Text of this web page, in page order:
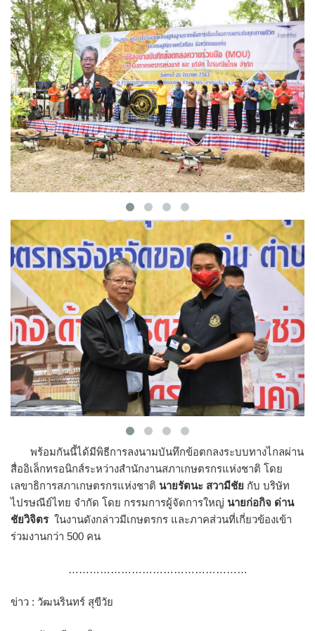
พร้อมกันนี้ได้มีพิธีการลงนามบันทึกข้อตกลงระบบทางไกลผ่าน
สื่ออิเล็กทรอนิกส์​ระหว่างสำนักงานสภาเกษตรกรแห่งชาติ โดย
เลขาธิการสภาเกษตรกรแห่งชาติ นายรัตนะ สวามีชัย กับ บริษัท​
ไปรษณีย์​ไทย​ จำกัด โดย กรรมการผู้จัดการใหญ่ นายก่อกิจ ด่าน
ชัยวิจิตรในงานดังกล่าวมีเกษตรกร และภาคส่วนที่เกี่ยวข้องเข้า
ร่วมงานกว่า 500 คน
……………………………………………
ข่าว : วัฒนรินทร์ สุขีวัย